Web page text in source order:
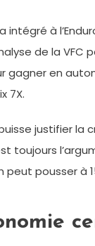
intégré à
de la VFC
en
7X.
justifier la
toujours
peut pousser à